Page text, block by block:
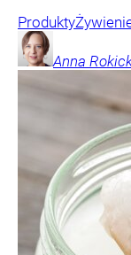
Produkty
Anna